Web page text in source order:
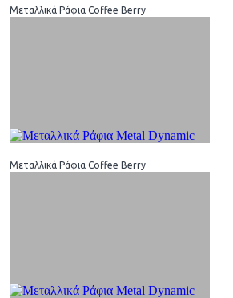
Μεταλλικά Ράφια Coffee Berry
Μεταλλικά Ράφια Coffee Berry